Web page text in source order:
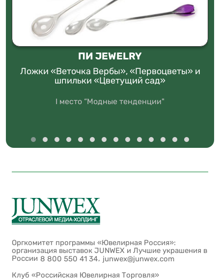
ПИ JEWELRY
Ложки «Веточка Вербы», «Первоцветы» и
шпильки «Цветущий сад»
I место “Модные тенденции"
Оргкомитет программы «Ювелирная Россия»:
организация выставок JUNWEX и Лучшие украшения в
России 8 800 550 41 34, junwex@junwex.com
Клуб «Российская Ювелирная Торговля»